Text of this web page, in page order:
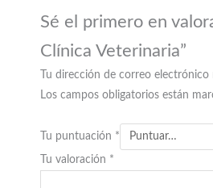
Sé el primero en
Clínica Veterinaria”
Tu dirección de correo
Los campos obligatorios están
Tu puntuación *
Tu valoración *